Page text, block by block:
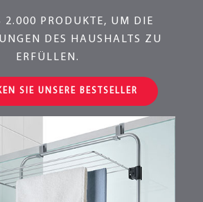
2.000 PRODUKTE, UM DIE
DES HAUSHALTS ZU
ERFÜLLEN.
SIE UNSERE BESTSELLER